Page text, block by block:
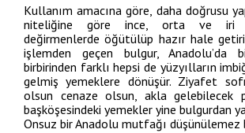
Kullanım amacına göre, daha doğrusu
niteliğine göre ince, orta ve iri
değirmenlerde öğütülüp hazır hale
işlemden geçen bulgur, Anadolu’da
birbirinden farklı hepsi de yüzyılların
gelmiş yemeklere dönüşür. Ziyafet
olsun cenaze olsun, akla gelebilecek
başköşesindeki yemekler yine bulgurdan
Onsuz bir Anadolu mutfağı düşünülemez